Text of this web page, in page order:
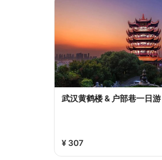
武汉黄鹤楼 & 户部巷一日游
¥ 307